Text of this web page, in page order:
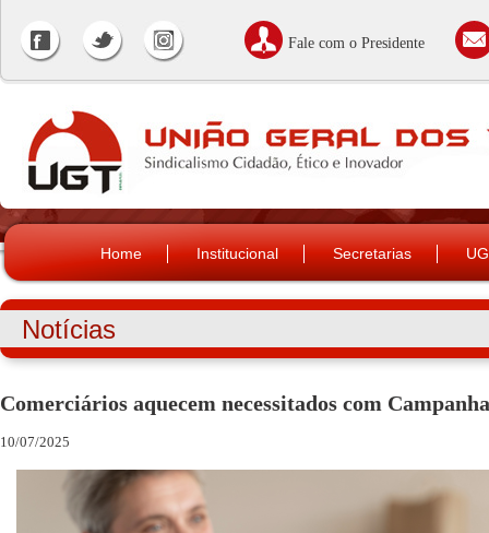
Fale com o Presidente
Home Institucional Secretarias
Notícias
Comerciários aquecem necessitados com
10/07/2025